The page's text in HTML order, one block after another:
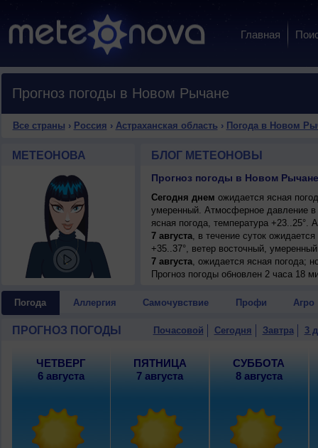
Главная
Прогноз погоды в Новом Рычане
Все страны › Россия › Астраханская область › Погода в Новом
МЕТЕОНОВА БЛОГ МЕТЕОНОВЫ
Прогноз погоды в Новом Рычане
Сегодня днем ожидается ясная
умеренный. Атмосферное давление
ясная погода, температура
7 августа, в течение суток
+35..37°, ветер восточный,
7 августа, ожидается ясная погода;
восточный, умеренный.
+36..38°, ветер юго-восточный,
ветер южный, сильный, порывы до 9
Прогноз погоды обновлен 2 часа 18
Погода Аллергия Самочувствие Профи Агро
ПРОГНОЗ ПОГОДЫ Почасовой Сегодня Завтра 3
ЧЕТВЕРГ
6 августа
ПЯТНИЦА
7 августа
СУББОТА
8 августа